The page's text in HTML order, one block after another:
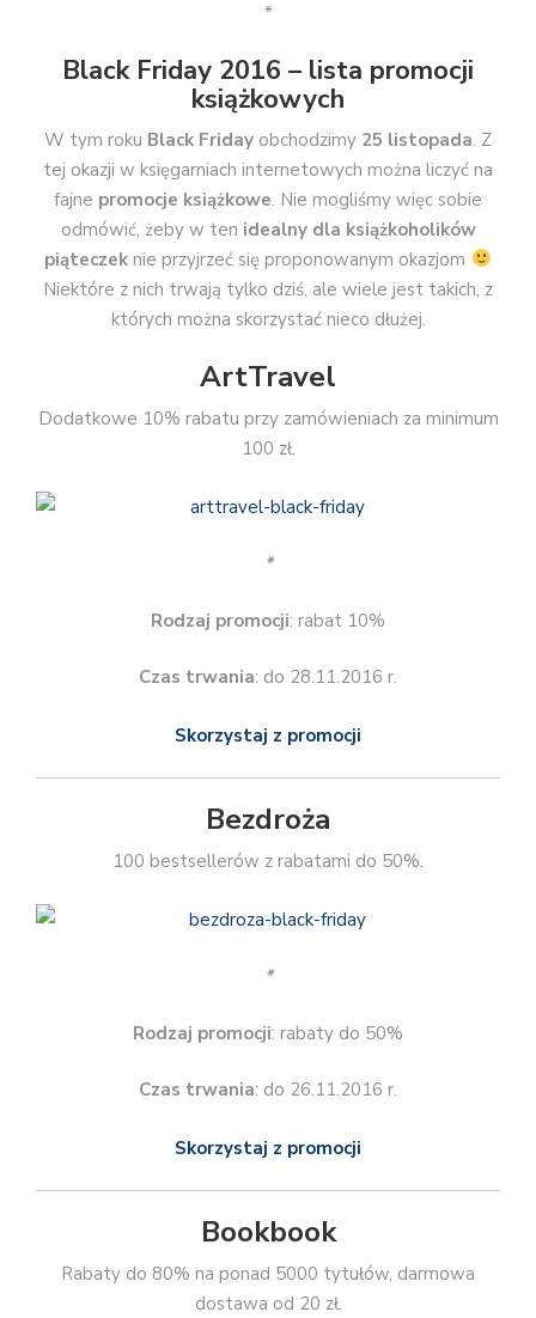
*
Black Friday 2016 – lista promocji
książkowych
W tym roku Black Friday obchodzimy 25 listopada. Z
tej okazji w księgarniach internetowych można liczyć na
fajne promocje książkowe. Nie mogliśmy więc sobie
odmówić, żeby w ten idealny dla książkoholików
piąteczek nie przyjrzeć się proponowanym okazjom
Niektóre z nich trwają tylko dziś, ale wiele jest takich, z
których można skorzystać nieco dłużej.
ArtTravel
Dodatkowe 10% rabatu przy zamówieniach za minimum
100 zł.
*
Rodzaj promocji: rabat 10%
Czas trwania: do 28.11.2016 r.
Skorzystaj z promocji
Bezdroża
100 bestsellerów z rabatami do 50%.
*
Rodzaj promocji: rabaty do 50%
Czas trwania: do 26.11.2016 r.
Skorzystaj z promocji
Bookbook
Rabaty do 80% na ponad 5000 tytułów, darmowa
dostawa od 20 zł.